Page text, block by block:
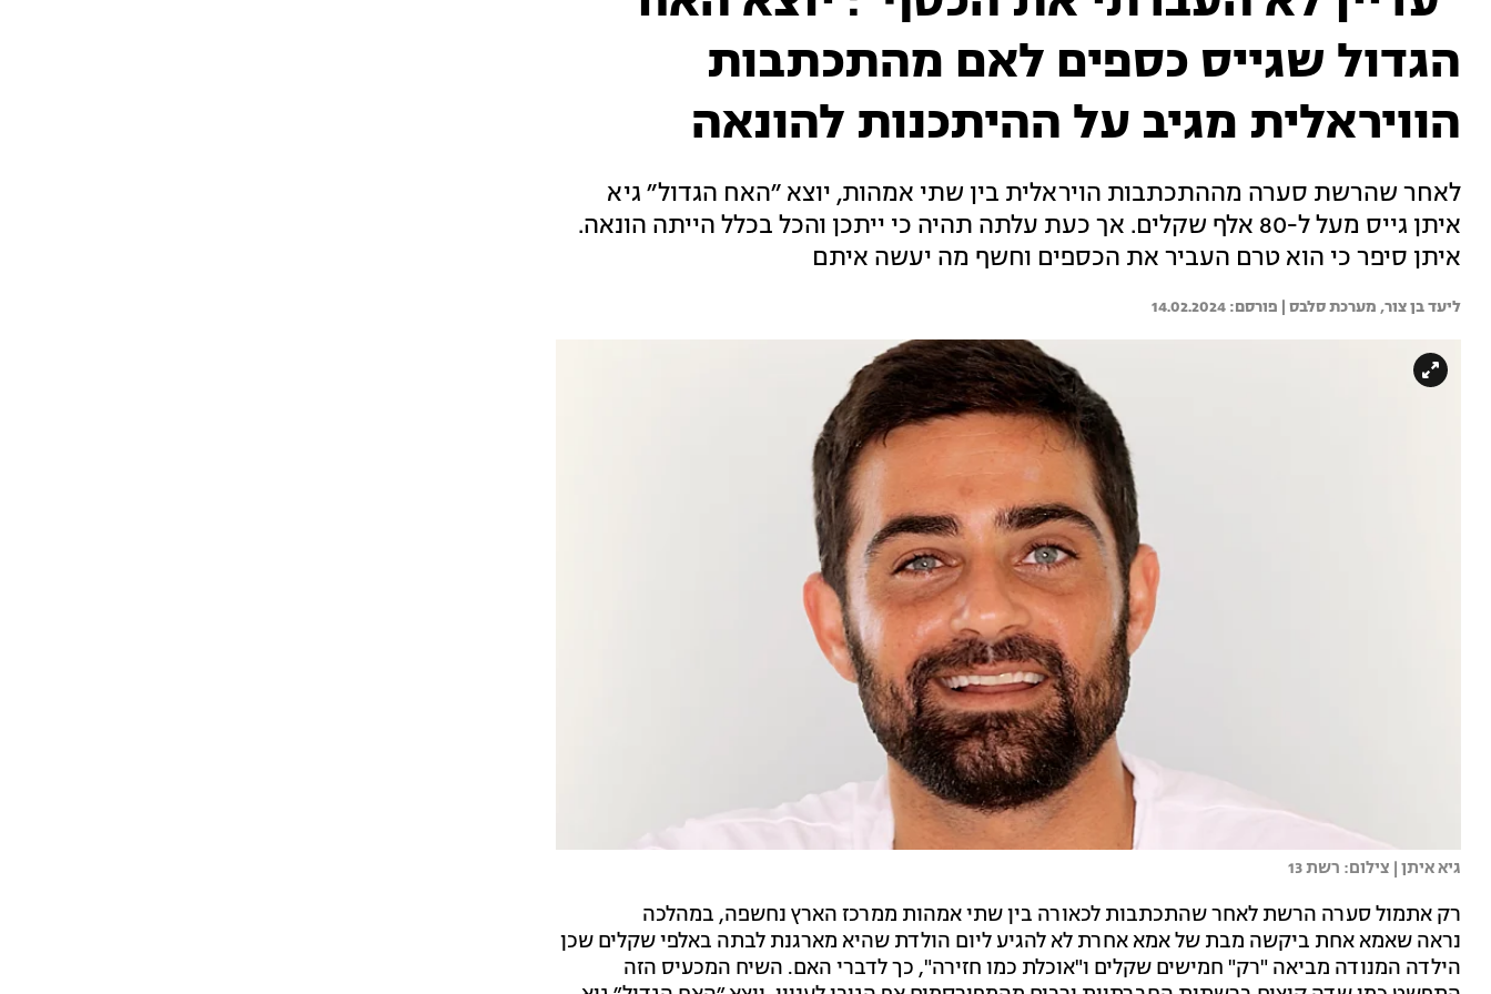
הגדול שגייס כספים לאם מהתכתבות
הוויראלית מגיב על ההיתכנות להונאה
לאחר שהרשת סערה מההתכתבות הויראלית בין שתי אמהות, יוצא ״האח הגדול״ גיא
איתן גייס מעל ל-80 אלף שקלים. אך כעת עלתה תהיה כי ייתכן והכל בכלל הייתה הונאה.
איתן סיפר כי הוא טרם העביר את הכספים וחשף מה יעשה איתם
ליעד בן צור, מערכת סלבס | 14.02.2024
גיא איתן | צילום: רשת 13
רק אתמול סערה הרשת לאחר שהתכתבות לכאורה בין שתי אמהות ממרכז הארץ נחשפה, במהלכה
נראה שאמא אחת ביקשה מבת של אמא אחרת לא להגיע ליום הולדת שהיא מארגנת לבתה באלפי שקלים שכן
הילדה המנודה מביאה "רק" חמישים שקלים ו"אוכלת כמו חזירה", כך לדברי האם. השיח המכעיס הזה